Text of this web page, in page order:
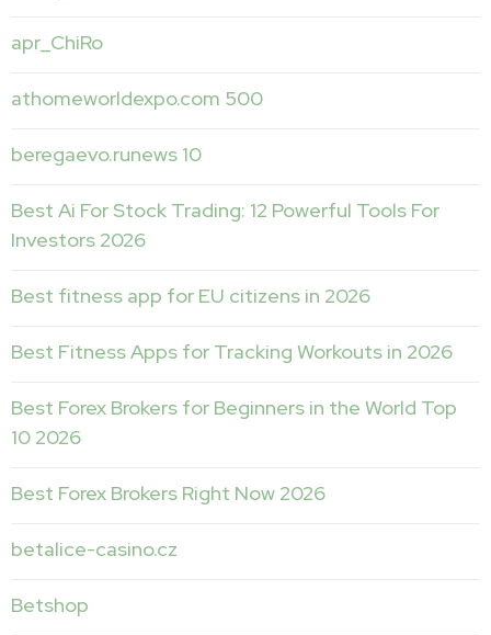
apr_ChiRo
athomeworldexpo.com 500
beregaevo.runews 10
Best Ai For Stock Trading: 12 Powerful Tools For
Investors 2026
Best fitness app for EU citizens in 2026
Best Fitness Apps for Tracking Workouts in 2026
Best Forex Brokers for Beginners in the World Top
10 2026
Best Forex Brokers Right Now 2026
betalice-casino.cz
Betshop